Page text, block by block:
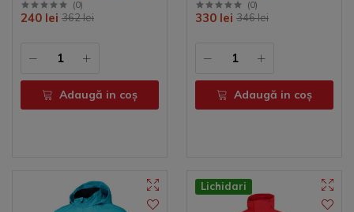
(0)
362 lei
240 lei
Adaugă in coş
(0)
346 lei
330 lei
Adaugă in coş
Lichidari